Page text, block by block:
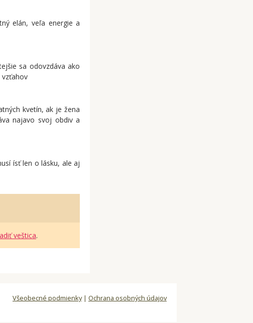
elán, veľa energie a
sa odovzdáva ako
vzťahov
kvetín, ak je žena
najavo svoj obdiv a
ísť len o lásku, ale aj
veštica.
Všeobecné podmienky | Ochrana osobných údajov